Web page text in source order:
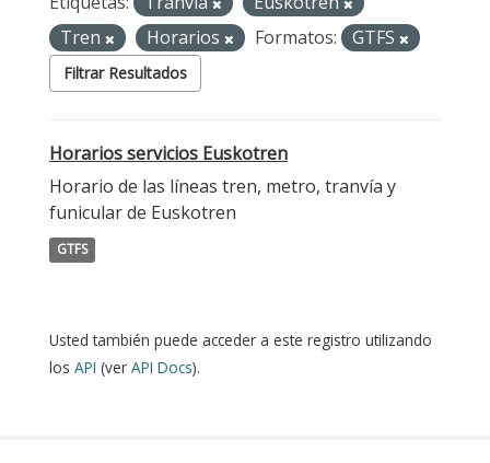
Tren
Horarios Formatos: GTFS
Filtrar Resultados
Horarios servicios Euskotren
Horario de las líneas tren, metro, tranvía y
funicular de Euskotren
GTFS
Usted también puede acceder a este registro utilizando
los API (ver API Docs).